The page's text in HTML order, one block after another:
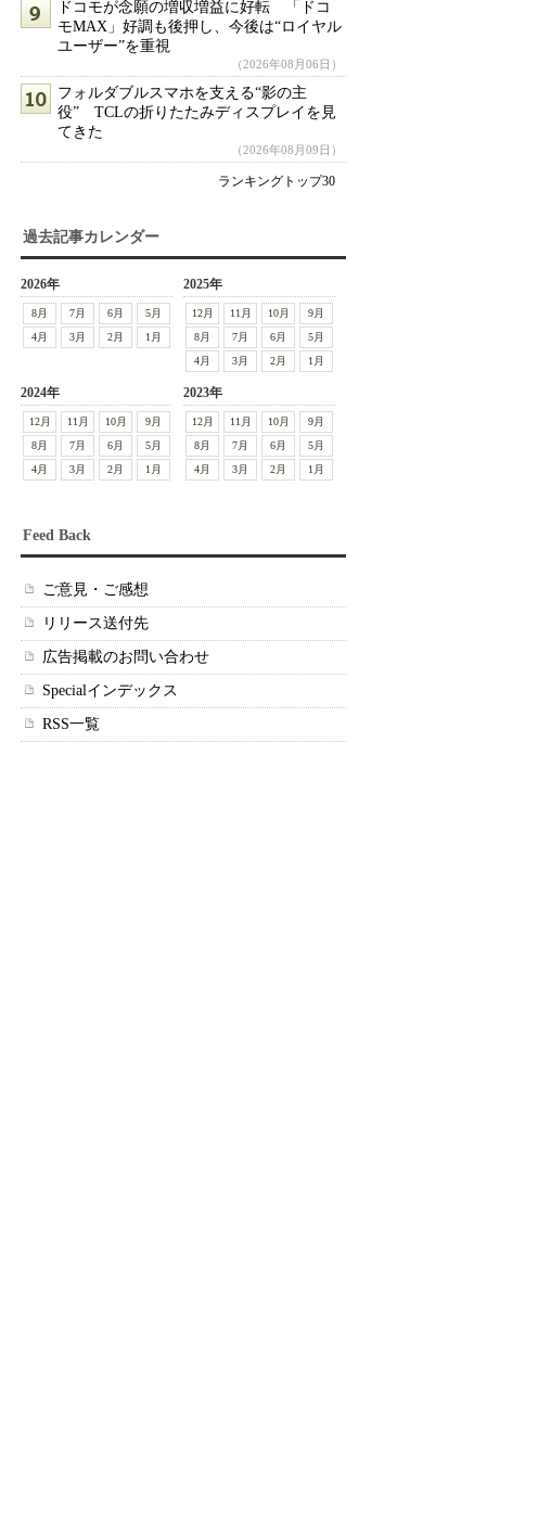
ドコモが念願の増収増益に好転 「ドコ
モMAX」好調も後押し、今後は“ロイヤル
ユーザー”を重視
（2026年08月06日）
フォルダブルスマホを支える“影の主
役” TCLの折りたたみディスプレイを見
てきた
（2026年08月09日）
ランキングトップ30
過去記事カレンダー
2026年
8月 7月 6月
5月
4月
3月 2月 1月
2025年
12月 11月 10月
9月
8月
7月 6月
5月
4月
3月 2月 1月
2024年
12月 11月 10月
9月
8月
7月 6月
5月
4月
3月 2月 1月
2023年
12月 11月 10月
9月
8月
7月 6月
5月
4月
3月 2月 1月
Feed Back
ご意見・ご感想
リリース送付先
広告掲載のお問い合わせ
Specialインデックス
RSS一覧